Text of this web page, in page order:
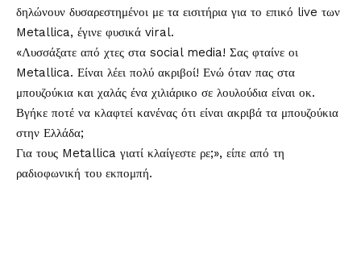
δηλώνουν δυσαρεστημένοι με τα εισιτήρια για το επικό live των
Metallica, έγινε φυσικά viral.
«Λυσσάξατε από χτες στα social media! Σας φταίνε οι
Metallica. Είναι λέει πολύ ακριβοί! Ενώ όταν πας στα
μπουζούκια και χαλάς ένα χιλιάρικο σε λουλούδια είναι οκ.
Βγήκε ποτέ να κλαφτεί κανένας ότι είναι ακριβά τα μπουζούκια
στην Ελλάδα;
Για τους Metallica γιατί κλαίγεστε ρε;», είπε από τη
ραδιοφωνική του εκπομπή.